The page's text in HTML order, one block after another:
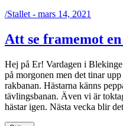
/Stallet - mars 14, 2021
Att se framemot
Hej på Er! Vardagen i
på morgonen men det tinar
rakbanan. Hästarna känns
tävlingsbanan. Även vi är
hästar igen. Nästa vecka blir